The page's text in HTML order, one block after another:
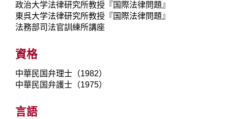
政治大学法律研究所教授『国際法律問題』
東呉大学法律研究所教授『国際法律問題』
法務部司法官訓練所講座
資格
中華民国弁理士（1982）
中華民国弁護士（1975）
言語